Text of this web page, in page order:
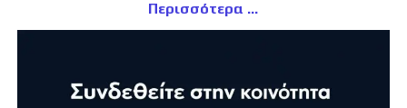
Περισσότερα